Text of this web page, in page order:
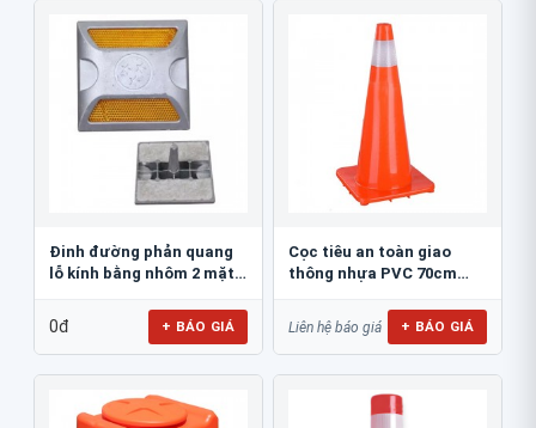
Đinh đường phản quang
lỗ kính bằng nhôm 2 mặt
0đ + BÁO GIÁ
Cọc tiêu an toàn giao
thông nhựa PVC 70cm
Liên hệ báo giá + BÁO GIÁ